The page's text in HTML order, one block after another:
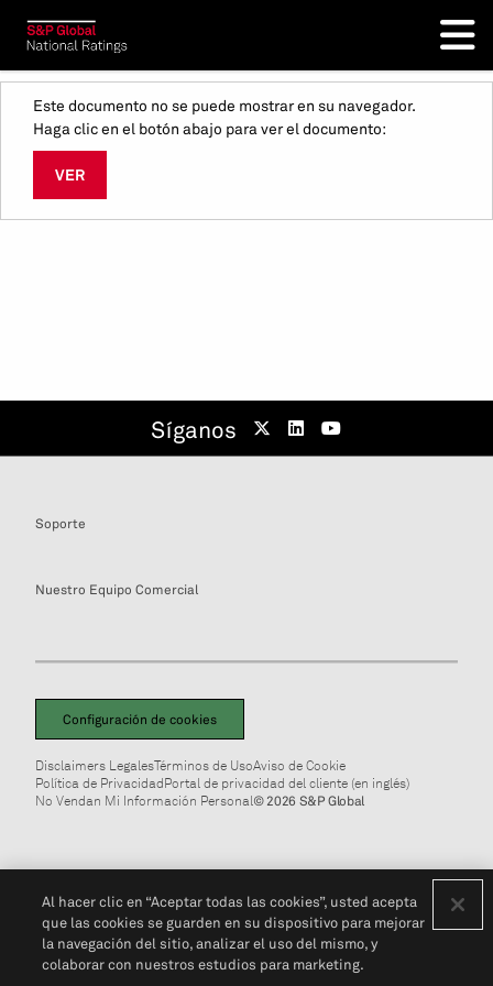
Este documento no se puede mostrar en su navegador.
Haga clic en el botón abajo para ver el documento:
VER
Síganos
Soporte
Nuestro Equipo Comercial
Configuración de cookies
Disclaimers LegalesTérminos de UsoAviso de Cookie
Política de PrivacidadPortal de privacidad del cliente (en inglés)
No Vendan Mi Información Personal© 2026 S&P Global
Al hacer clic en “Aceptar todas las cookies”, usted acepta
que las cookies se guarden en su dispositivo para mejorar
la navegación del sitio, analizar el uso del mismo, y
colaborar con nuestros estudios para marketing.